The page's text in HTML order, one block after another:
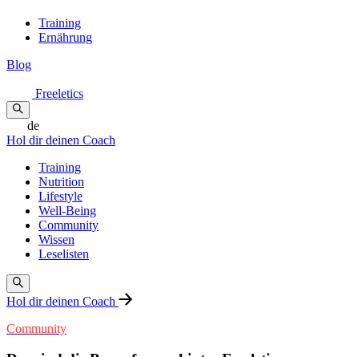
Training
Ernährung
Blog
Freeletics
de
Hol dir deinen Coach
Training
Nutrition
Lifestyle
Well-Being
Community
Wissen
Leselisten
Hol dir deinen Coach
Community